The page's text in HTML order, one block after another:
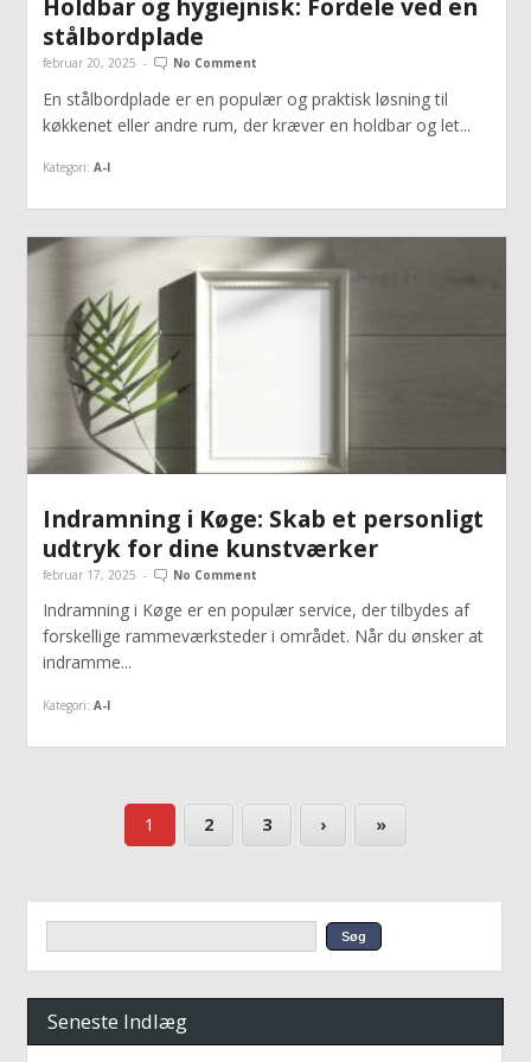
Holdbar og hygiejnisk: Fordele ved en
stålbordplade
februar 20, 2025 - No Comment
En stålbordplade er en populær og praktisk løsning til
køkkenet eller andre rum, der kræver en holdbar og let...
Kategori: A-I
Indramning i Køge: Skab et personligt
udtryk for dine kunstværker
februar 17, 2025 - No Comment
Indramning i Køge er en populær service, der tilbydes af
forskellige rammeværksteder i området. Når du ønsker at
indramme...
Kategori: A-I
1 2 3 › »
Seneste Indlæg